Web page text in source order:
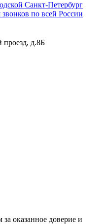
Санкт-Петербург
звонков по всей России
д.8Б
оказанное доверие и